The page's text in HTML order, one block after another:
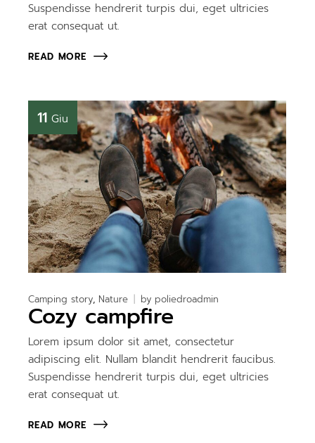
Suspendisse hendrerit turpis dui, eget ultricies
erat consequat ut.
READ MORE
11 Giu
Camping story Nature by poliedroadmin
Cozy campfire
Lorem ipsum dolor sit amet, consectetur
adipiscing elit. Nullam blandit hendrerit faucibus.
Suspendisse hendrerit turpis dui, eget ultricies
erat consequat ut.
READ MORE